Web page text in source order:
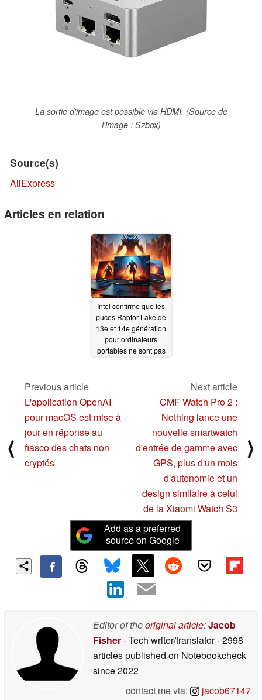
La sortie d'image est possible via HDMI. (Source de
l'image : Szbox)
Source(s)
AliExpress
Articles en relation
Intel confirme que les
puces Raptor Lake de
13e et 14e génération
pour ordinateurs
portables ne sont pas
bureau
⟨
Previous article
L'application OpenAI
pour macOS est mise à
jour en réponse au
fiasco des chats non
cryptés
Next article
CMF Watch Pro 2 :
Nothing lance une
nouvelle smartwatch
d'entrée de gamme avec
GPS, plus d'un mois
d'autonomie et un
design similaire à celui
de la Xiaomi Watch S3
⟩
Add as a preferred
source on Google
Editor of theoriginal article:Jacob
Fisher- Tech writer/translator- 2998
articles published on Notebookcheck
since 2022
contact me via:
jacob67147